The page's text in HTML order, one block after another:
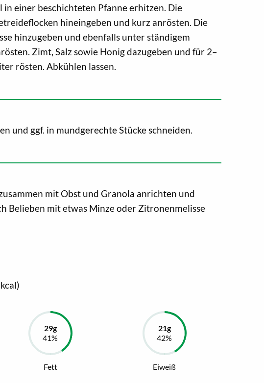
in einer beschichteten Pfanne erhitzen. Die
hineingeben und kurz anrösten. Die
hinzugeben und ebenfalls unter ständigem
Zimt, Salz sowie Honig dazugeben und für 2–
rösten. Abkühlen lassen.
und ggf. in mundgerechte Stücke schneiden.
mit Obst und Granola anrichten und
Belieben mit etwas Minze oder Zitronenmelisse
Fett Eiweiß